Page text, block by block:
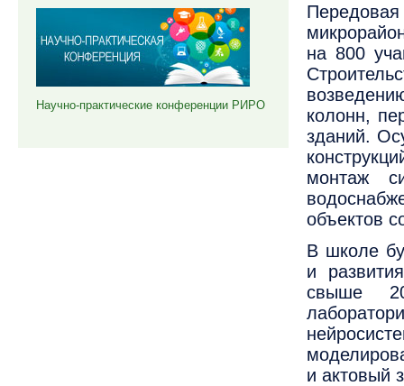
Научно-практические конференции РИРО
на 800
колонн,
зданий.
монтаж
объектов
В школе
и
свыше 20
и актовый